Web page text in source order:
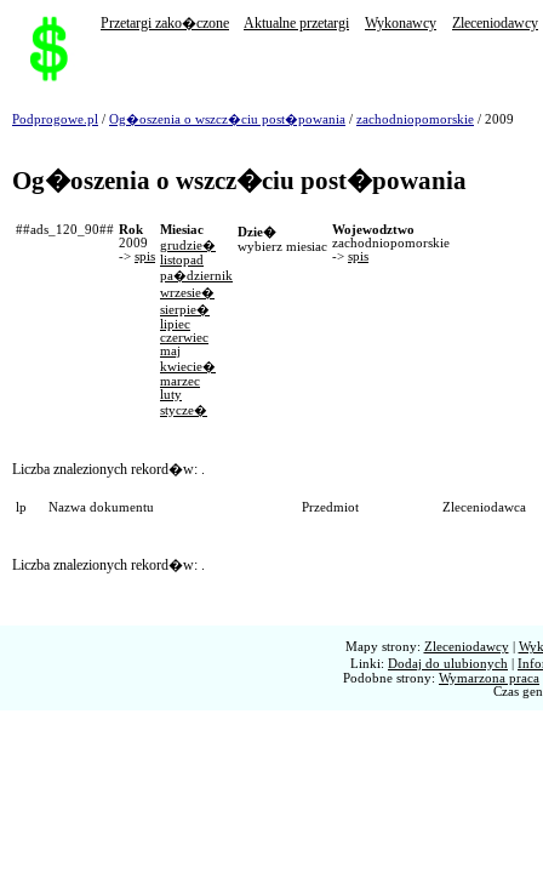
Przetargi zako�czone Aktualne przetargi Wykonawcy Zleceniodawcy
Podprogowe.pl / Og�oszenia o wszcz�ciu post�powania / zachodniopomorskie / 2009
Og�oszenia o wszcz�ciu post�powania
##ads_120_90## Rok
2009
-> spis
Miesiac
grudzie�
listopad
pa�dziernik
wrzesie�
sierpie�
lipiec
czerwiec
maj
kwiecie�
marzec
luty
stycze�
Dzie�
wybierz miesiac
Wojewodztwo
zachodniopomorskie
-> spis
Liczba znalezionych rekord�w:
lp Nazwa dokumentu Przedmiot Zleceniodawca
Liczba znalezionych rekord�w:
Mapy strony: Zleceniodawcy|
Linki: Dodaj do ulubionych
Podobne strony: Wymarzona praca
Czas